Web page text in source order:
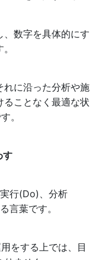
、数字を具体的にす
れに沿った分析や施
ことなく最適な状
。
す
行(Do)、分析
言葉です。
をする上では、目